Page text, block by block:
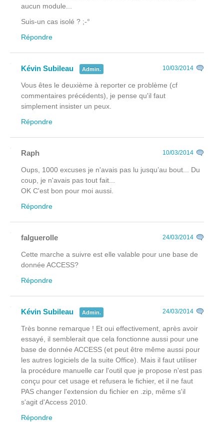
aucun module...
Suis-un cas isolé ? ;-°
Répondre
Kévin Subileau Admin. 10/03/2014
Vous êtes le deuxième à reporter ce problème (cf
commentaires précédents), je pense qu'il faut
simplement insister un peux.
Répondre
Raph 10/03/2014
Oups, 1000 excuses je n'avais pas lu jusqu’au bout... Du
coup, je n'avais pas tout fait...
OK C'est bon pour moi aussi.
Répondre
falguerolle 24/03/2014
Cette marche a suivre est elle valable pour une base de
donnée ACCESS?
Répondre
Kévin Subileau Admin. 24/03/2014
Très bonne remarque ! Et oui effectivement, après avoir
essayé, il semblerait que cela fonctionne aussi pour une
base de donnée ACCESS (et peut être même aussi pour
les autres logiciels de la suite Office). Mais il faut utiliser
la procédure manuelle car l'outil que je propose n'est pas
conçu pour cet usage et refusera le fichier, et il ne faut
PAS changer l'extension du fichier en .zip, même s'il
s'agit d'Access 2010.
Répondre